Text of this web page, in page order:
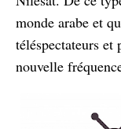
monde arabe et
téléspectateurs
nouvelle